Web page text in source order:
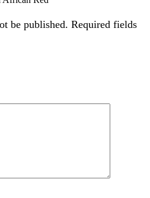
be published. Required fields